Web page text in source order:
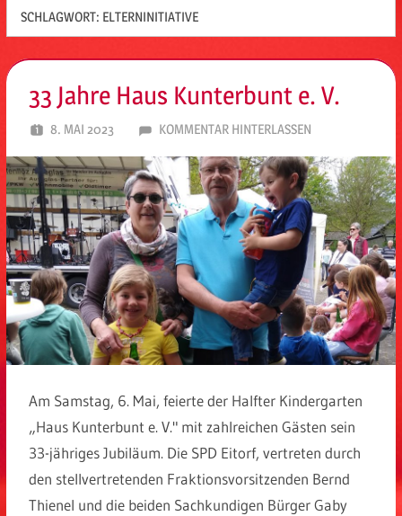
SCHLAGWORT: ELTERNINITIATIVE
33 Jahre Haus Kunterbunt e. V.
8. MAI 2023 SPD EITORF
KOMMENTAR HINTERLASSEN
Am Samstag, 6. Mai, feierte der Halfter Kindergarten
„Haus Kunterbunt e. V." mit zahlreichen Gästen sein
33-jähriges Jubiläum. Die SPD Eitorf, vertreten durch
den stellvertretenden Fraktionsvorsitzenden Bernd
Thienel und die beiden Sachkundigen Bürger Gaby